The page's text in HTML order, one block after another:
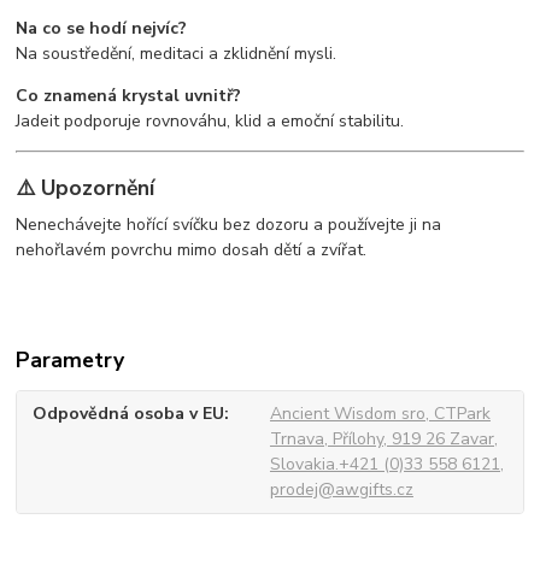
Na co se hodí nejvíc?
Na soustředění, meditaci a zklidnění mysli.
Co znamená krystal uvnitř?
Jadeit podporuje rovnováhu, klid a emoční stabilitu.
⚠️ Upozornění
Nenechávejte hořící svíčku bez dozoru a používejte ji na
nehořlavém povrchu mimo dosah dětí a zvířat.
Parametry
Odpovědná osoba v EU
Ancient Wisdom sro, CTPark
Trnava, Přílohy, 919 26 Zavar,
Slovakia.+421 (0)33 558 6121,
prodej@awgifts.cz